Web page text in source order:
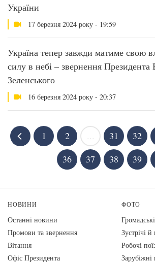
України
17 березня 2024 року - 19:59
Україна тепер завжди матиме свою
силу в небі – звернення
Зеленського
16 березня 2024 року - 20:37
1 2 31 32
36
37 38 39
НОВИНИ
Останні новини
Промови та звернення
Вiтання
Офіс Президента
ФОТО
Зустрічі
Робочі
Зарубіжні